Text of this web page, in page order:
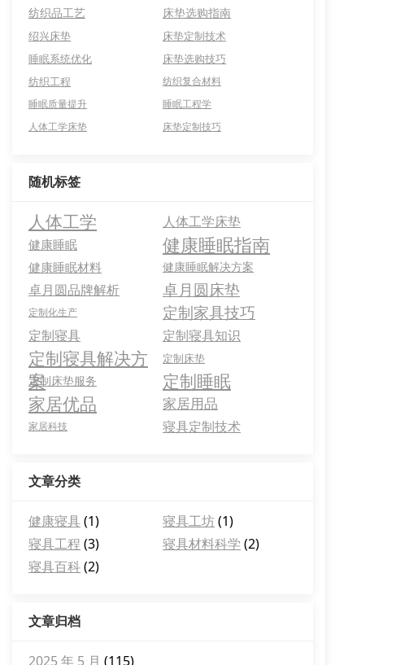
纺织品工艺
床垫选购指南
绍兴床垫
床垫定制技术
睡眠系统优化
床垫选购技巧
纺织工程
纺织复合材料
睡眠质量提升
睡眠工程学
人体工学床垫
床垫定制技巧
随机标签
人体工学 人体工学床垫
健康睡眠 健康睡眠指南
健康睡眠材料 健康睡眠解决方案
卓月圆品牌解析 卓月圆床垫
定制化生产 定制家具技巧
定制寝具 定制寝具知识
定制寝具解决方
案
定制床垫
定制床垫服务
定制睡眠
家居优品
家居用品
家居科技 寝具定制技术
文章分类
健康寝具(1) 寝具工坊(1)
寝具工程 (3) 寝具材料科学 (2)
寝具百科(2)
文章归档
2025 年 5 月 (115)